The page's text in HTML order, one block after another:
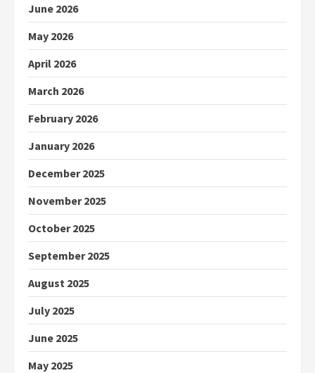
June 2026
May 2026
April 2026
March 2026
February 2026
January 2026
December 2025
November 2025
October 2025
September 2025
August 2025
July 2025
June 2025
May 2025